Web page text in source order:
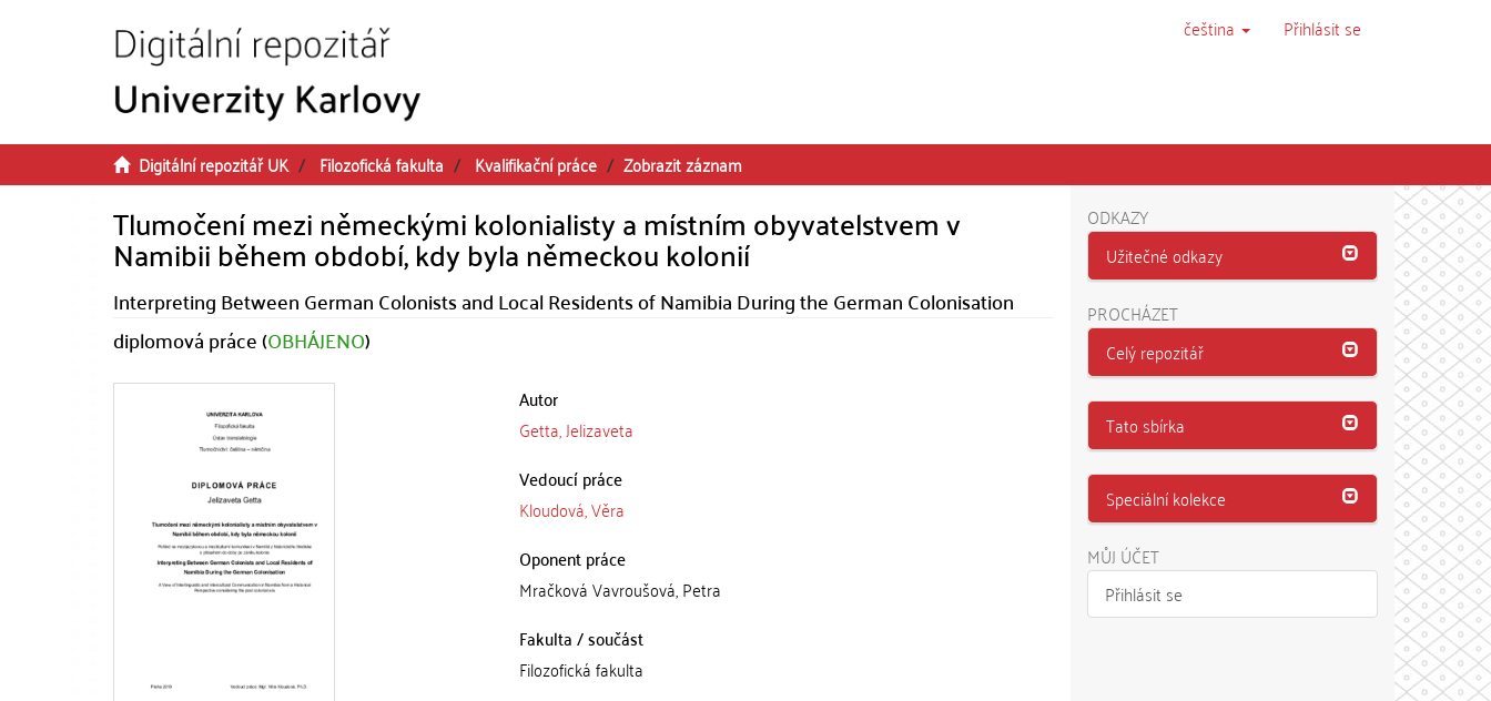
čeština Přihlásit se
Digitální repozitář UK Filozofická fakulta Kvalifikační práce Zobrazit záznam
Tlumočení mezi německými kolonialisty a místním obyvatelstvem v
Namibii během období, kdy byla německou kolonií
Interpreting Between German Colonists and Local Residents of Namibia During the German Colonisation
diplomová práce (OBHÁJENO)
Autor
Getta, Jelizaveta
Vedoucí práce
Kloudová, Věra
Oponent práce
Mračková Vavroušová, Petra
Fakulta / součást
Filozofická fakulta
ODKAZY
Užitečné odkazy
PROCHÁZET
Celý repozitář
Tato sbírka
Speciální kolekce
MŮJ ÚČET
Přihlásit se